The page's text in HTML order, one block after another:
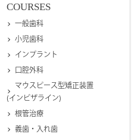
COURSES
一般歯科
小児歯科
インプラント
口腔外科
マウスピース型矯正装置
(インビザライン)
根管治療
義歯・入れ歯